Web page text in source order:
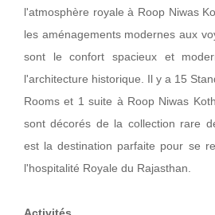
l'atmosphère royale à Roop Niwas
les aménagements modernes aux
sont le confort spacieux et
l'architecture historique. Il y a 15
Rooms et 1 suite à Roop Niwas
sont décorés de la collection rare
est la destination parfaite pour se
l'hospitalité Royale du Rajasthan.